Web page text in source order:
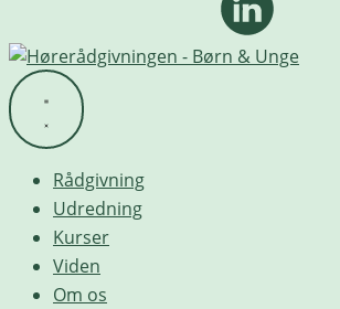
Rådgivning
Udredning
Kurser
Viden
Om os